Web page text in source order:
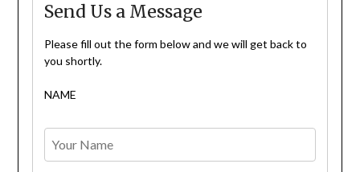
Send Us a Message
Please fill out the form below and we will get back to
you shortly.
NAME